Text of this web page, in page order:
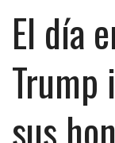
El día
Trump
sus